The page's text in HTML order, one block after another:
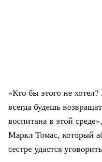
«Кто бы этого не
всегда будешь
воспитана в этой
Маркл Томас, который
сестре удастся